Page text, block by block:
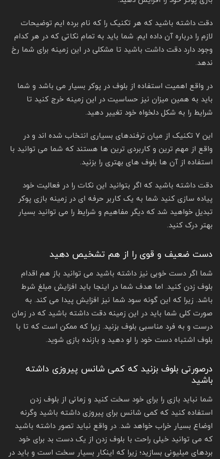
دقت داشته باشید که هر تکنیک را که نام برده ایم توضیحات
لازم را درباره آن داده ایم. شما باید به تمام نکاتی که در هر کدام
وجود دارد دقت داشت باشید تا مشکلی در این زمینه برای شما رخ
ندهد.
در واقع اهمیت استفاده از بلوف در پوکر بسیار می باشد و شما
باید به همین میزان نیز حساسیت در این زمینه خرج کنید تا
شرایط را به شکل دلخواه خود تغییر دهید.
این ۷ تکنیک از میان ترفندهای بسیاری انتخاب شده اند و در
واقع از مهم ترین و کاربردی ترین ها هستند که شما می توانید با
استفاده از آن ها بلوف های بهتری را بزنید.
دقت داشته باشید که اگر بتوانید این نکات را در فعالیت خود
پیاده سازی کنید شما به یک کاربر حرفه ای در زمینه بازی پوکر
تبدیل خواهید شد که دیگر مفاهیم و شرایط را می توانید بسیار
بهتر درک کنید.
دست ضعیف و قوی را از هم تشخیص دهید
شما اگر دست خوبی نیز داشته باشید می توانید باز هم اقدام
بلوف زدن کنید. اما هدف شما در اینجا باید افزایش مبلغ شرط
باشد. زیرا که این گونه سود شما نیز افزایش پیدا می کند. به
صورت کلی شما باید در این زمینه دقت داشته باشید که در زمان
درست و به فرد مناسبی بلوف بزنید. زیرا که ممکن است که تا با
بلوف اشتباه دست خود را لو دهید و بازنده بازی شوید.
درصورتی بلوف بزنید که کمی شانس پیروزی داشته
باشید
شما نباید بازی را برای خود سخت کنید و زمانی از بلوف زدن
استفاده کنید که کمی شانس برای پیروزی داشته باشید وگرنه
اوضاع بسیار خراب خواهد شد. در واقع نباید تصور داشته باشید
که می توانید خیلی راحت با بلوف زدن از یک دست بد برای خود
بردهای میلیونی بسازید؛ زیرا که اینکار بسیار سخت است و باید در